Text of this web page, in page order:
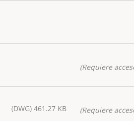
(Requiere
(DWG) 461.27 KB (Requiere